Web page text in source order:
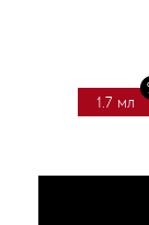
1.7 мл